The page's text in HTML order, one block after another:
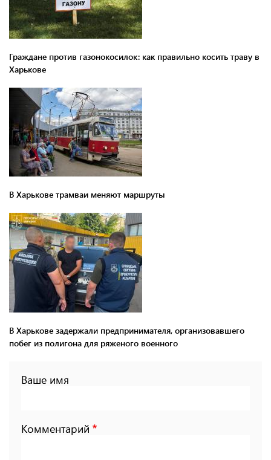
Граждане против газонокосилок: как правильно косить траву в
Харькове
В Харькове трамваи меняют маршруты
В Харькове задержали предпринимателя, организовавшего
побег из полигона для ряженого военного
Ваше имя
Комментарий